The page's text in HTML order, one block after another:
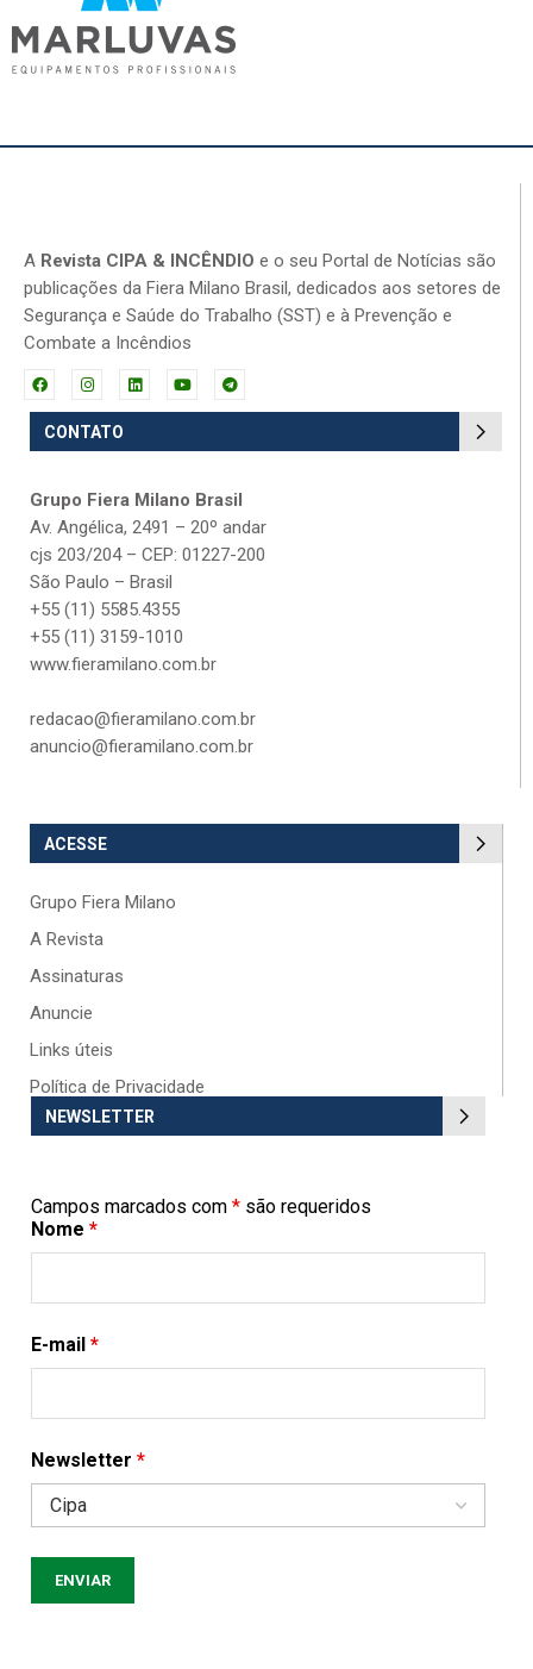
A Revista CIPA & INCÊNDIO e o seu Portal de Notícias são
publicações da Fiera Milano Brasil, dedicados aos setores de
Segurança e Saúde do Trabalho (SST) e à Prevenção e
Combate a Incêndios
CONTATO
Grupo Fiera Milano Brasil
Av. Angélica, 2491 – 20º andar
cjs 203/204 – CEP: 01227-200
São Paulo – Brasil
+55 (11) 5585.4355
+55 (11) 3159-1010
www.fieramilano.com.br
redacao@fieramilano.com.br
anuncio@fieramilano.com.br
ACESSE
Grupo Fiera Milano
A Revista
Assinaturas
Anuncie
Links úteis
Política de Privacidade
NEWSLETTER
Campos marcados com * são requeridos
Nome *
E-mail *
Newsletter *